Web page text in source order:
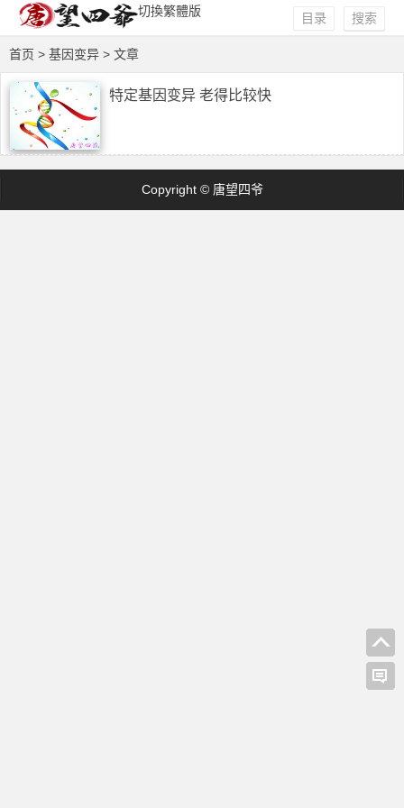
切換繁體版 搜索
目录
首页 > 基因变异 > 文章
特定基因变异 老得比较快
Copyright © 唐望四爷